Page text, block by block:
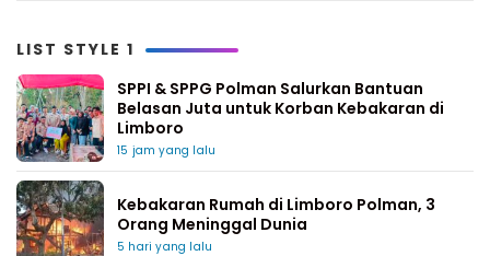
LIST STYLE 1
SPPI & SPPG Polman Salurkan Bantuan
Belasan Juta untuk Korban Kebakaran di
Limboro
15 jam yang lalu
Kebakaran Rumah di Limboro Polman, 3
Orang Meninggal Dunia
5 hari yang lalu